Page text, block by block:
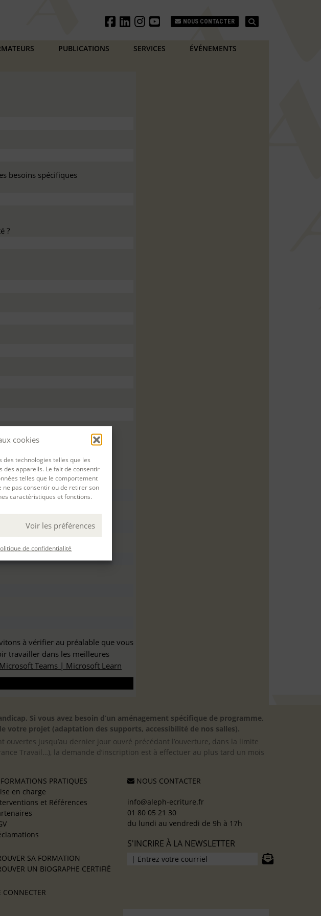
cookies
technologies telles que les
appareils. Le fait de consentir
telles que le comportement
ne pas consentir ou de retirer son
caractéristiques et fonctions.
Voir les préférences
de confidentialité
NOUS CONTACTER
PUBLICATIONS SERVICES ÉVÉNEMENTS
besoins spécifiques
?
à vérifier au préalable que vous
travailler dans les meilleures
Microsoft Teams | Microsoft Learn
Si vous avez besoin d’un aménagement spécifique de programme,
votre projet (adaptation des supports, accessibilité de nos salles).
ouvertes jusqu’au dernier jour ouvré précédant l’ouverture, dans la limite
Travail…), la demande d’inscription est à effectuer au plus tard un mois
PRATIQUES
en charge
et Références
SA FORMATION
UN BIOGRAPHE CERTIFIÉ
CONNECTER
NOUS CONTACTER
info@aleph-ecriture.fr
01 80 05 21 30
du lundi au vendredi de 9h à 17h
S'INCRIRE À LA NEWSLETTER